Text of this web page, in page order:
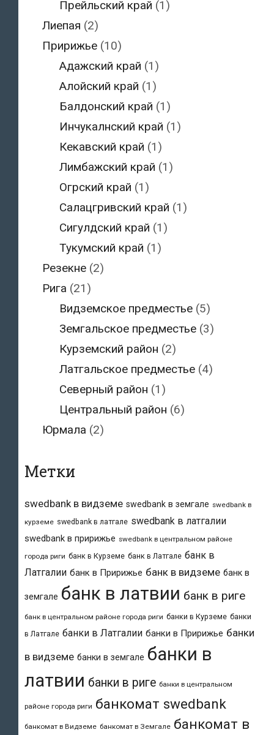
Прейльский край (1)
Лиепая (2)
Пририжье(10)
Адажский край (1)
Алойский край (1)
Балдонский край (1)
Инчукалнский край (1)
Кекавский край (1)
Лимбажский край (1)
Огрский край (1)
Салацгривский край (1)
Сигулдский край (1)
Тукумский край (1)
Резекне(2)
Рига (21)
Видземское предместье (5)
Земгальское предместье (3)
Курземский район (2)
Латгальское предместье (4)
Северный район (1)
Центральный район (6)
Юрмала (2)
Метки
swedbank в видземе swedbank в земгале swedbank в
курземе swedbank в латгале swedbank в латгалии
swedbank в пририжье swedbank в центральном районе
города риги банк в Курземе банк в Латгале банк в
Латгалии банк в Пририжье банк в видземе банк в
земгале банк в латвии банк в риге
банк в центральном районе города риги банки в Курземе банки
в Латгале банки в Латгалии банки в Пририжье банки
в видземе банки в земгале банки в
латвии банки в риге банки в центральном
районе города риги банкомат swedbank
банкомат в Видземе банкомат в Земгале банкомат в